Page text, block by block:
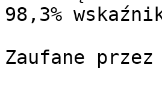
98,3%
Zaufane